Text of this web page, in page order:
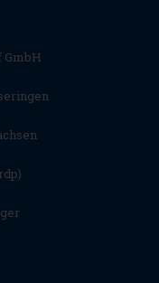
GmbH